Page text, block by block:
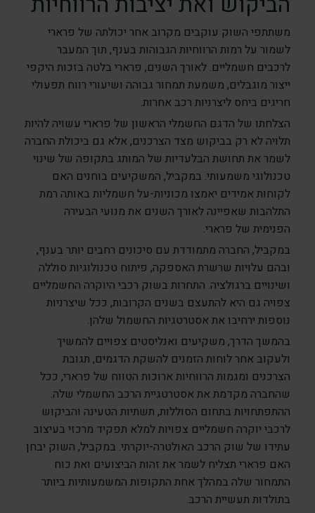
משתתפי השוק עוקבים מקרוב אחר יכולתה של פרארי
לשמור על רמות הרווחיות הגבוהות בענף, תוך המעבר
לרכבים חשמליים. לאורך השנים, פרארי בלטה בזכות היקפי
ייצור מוגבלים, משמעת תמחור גבוהה ושיעורי רווח תפעולי
חריגים ביחס ליצרניות רכב אחרות.
הצלחתו של הדגם החשמלי הראשון של פרארי עשויה להיות
תלויה לא רק בביקוש מצד הצרכנים, אלא גם ביכולת החברה
לשמר את תחושת הבלעדיות של המותג בתקופה של שינוי
טכנולוגי משמעותי. במקביל, המשקיעים בוחנים האם
לקוחות אמידים יאמצו מכוניות-על חשמליות באותה רמת
התלהבות שאפיינה לאורך השנים את מנועי הבעירה
הפנימית של פרארי.
במקביל, החברה מתמודדת עם סיכונים רחבים יותר בענף,
ובהם עלויות שרשרת האספקה, פיתוח טכנולוגיות סוללה
ושינויים ברגולציה. התחרות בשוק רכבי היוקרה החשמליים
צפויה גם היא להתעצם בשנים הקרובות, ככל שיצרניות
נוספות ירחיבו את אסטרטגיות החשמול שלהן.
בהמשך הדרך, משקיעים ואנליסטים צפויים להמשיך
ולעקוב אחר לוחות הזמנים להשקת הדגמים, תגובת
הצרכנים ומגמות הרווחיות ארוכות הטווח של פרארי, ככל
שהחברה מקדמת את אסטרטגיית הרכב החשמלי שלה.
ההתפתחויות בתחום הסוללות, תשתיות הטעינה והביקוש
לרכבי יוקרה חשמליים צפויות למלא תפקיד מרכזי בעיצוב
עתידו של שוק הרכב האולטרה-יוקרתי. במקביל, השוק יבחן
האם פרארי תצליח לשמר את זהות הביצועים ואת כוח
התמחור שלה במהלך אחת התקופות המשמעותיות ביותר
בתולדות תעשיית הרכב.